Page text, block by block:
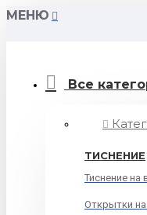
МЕНЮ
Все
ТИСНЕНИЕ
Тиснение на
Открытки на